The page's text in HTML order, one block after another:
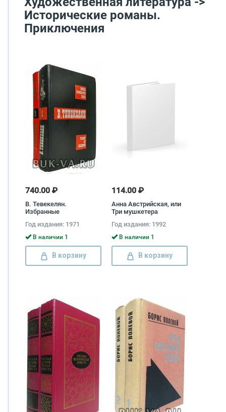
Исторические романы.
Приключения
740.00 ₽
В. Тевекелян.
Избранные
(комплект) Варткес
Тевекелян
Год издания: 1971
В наличии 1
В корзину
114.00 ₽
Анна Австрийская, или
Три мушкетера
2 книг) Георг Борн
Год издания: 1992
В наличии 1
В корзину